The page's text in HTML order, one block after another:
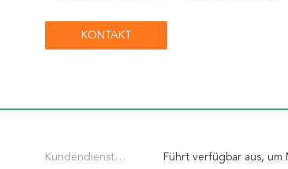
KONTAKT
Kundendienst Führt verfügbar aus, um